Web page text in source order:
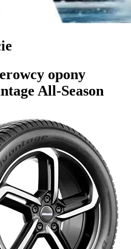
opony
All-Season